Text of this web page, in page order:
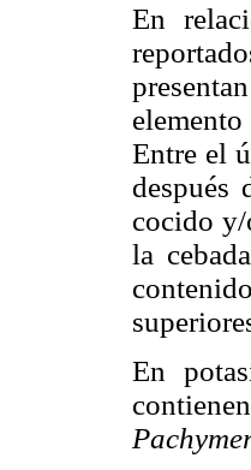
En
Entre el
después
cocido y/
la
En